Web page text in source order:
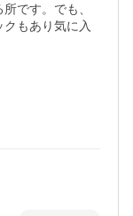
です。でも、
もあり気に入